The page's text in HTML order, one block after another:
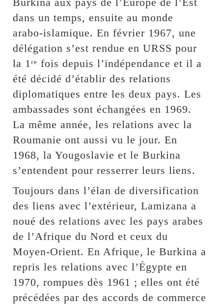
dans un temps, ensuite au monde
arabo-islamique. En février 1967, une
délégation s’est rendue en URSS pour
la 1ʳᵉ fois depuis l’indépendance et il a
été décidé d’établir des relations
diplomatiques entre les deux pays. Les
ambassades sont échangées en 1969.
La même année, les relations avec la
Roumanie ont aussi vu le jour. En
1968, la Yougoslavie et le Burkina
s’entendent pour resserrer leurs liens.
Toujours dans l’élan de diversification
des liens avec l’extérieur, Lamizana a
noué des relations avec les pays arabes
de l’Afrique du Nord et ceux du
Moyen-Orient. En Afrique, le Burkina a
repris les relations avec l’Égypte en
1970, rompues dès 1961 ; elles ont été
précédées par des accords de commerce